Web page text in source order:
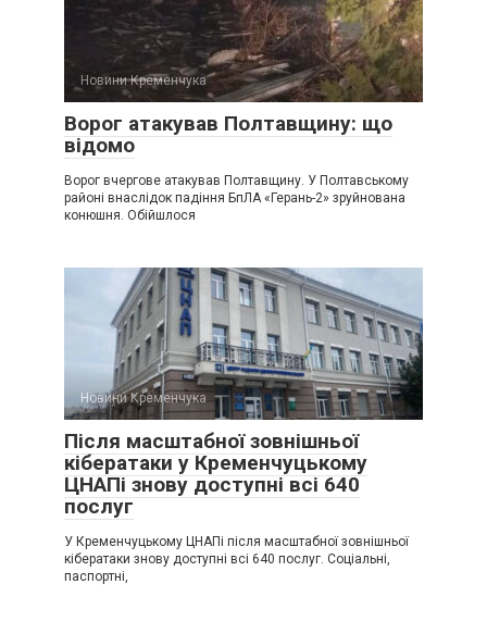
Новини Кременчука
Ворог атакував Полтавщину: що
відомо
Ворог вчергове атакував Полтавщину. У Полтавському
районі внаслідок падіння БпЛА «Герань-2» зруйнована
конюшня. Обійшлося
Новини Кременчука
Після масштабної зовнішньої
кібератаки у Кременчуцькому
ЦНАПі знову доступні всі 640
послуг
У Кременчуцькому ЦНАПі після масштабної зовнішньої
кібератаки знову доступні всі 640 послуг. Соціальні,
паспортні,